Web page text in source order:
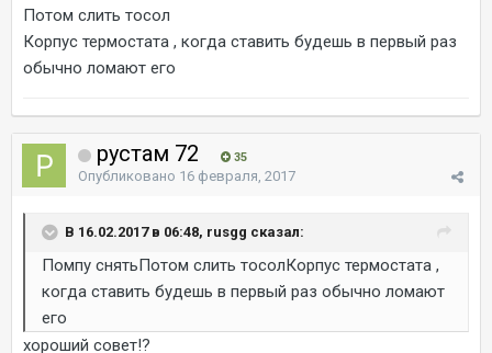
Потом слить тосол
Корпус термостата , когда ставить будешь в первый раз
обычно ломают его
рустам 72 35
Опубликовано 16 февраля, 2017
В 16.02.2017 в 06:48, rusgg сказал:
Помпу снятьПотом слить тосолКорпус термостата ,
когда ставить будешь в первый раз обычно ломают
его
хороший совет!?